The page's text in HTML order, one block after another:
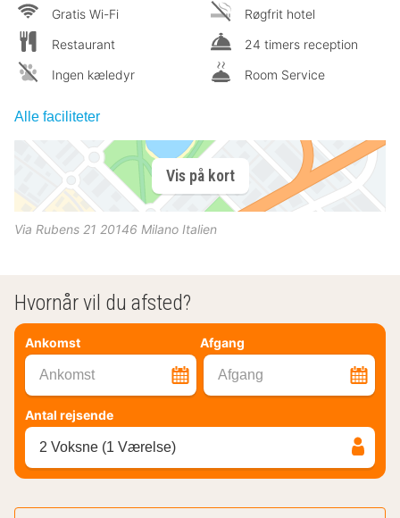
Gratis Wi-Fi
Restaurant
Ingen kæledyr
Røgfrit hotel
24 timers reception
Room Service
Alle faciliteter
Vis på kort
Via Rubens 21 20146 Milano Italien
Hvornår vil du afsted?
Ankomst Afgang
Ankomst Afgang
Antal rejsende
2 Voksne (1 Værelse)